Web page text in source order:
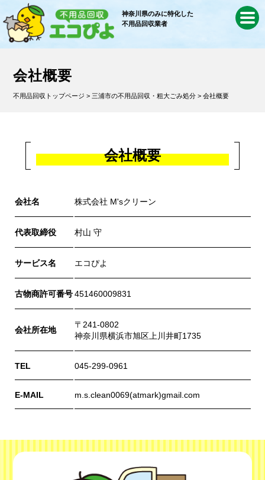
神奈川県のみに特化した
不用品回収業者
会社概要
不用品回収トップページ > 三浦市の不用品回収・粗大ごみ処分 > 会社概要
会社概要
会社名 株式会社 M'sクリーン
代表取締役 村山 守
サービス名 エコぴよ
古物商許可番号 451460009831
会社所在地
〒241-0802
神奈川県横浜市旭区上川井町1735
TEL 045-299-0961
E-MAIL m.s.clean0069(atmark)gmail.com